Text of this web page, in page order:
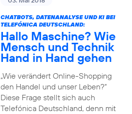
CHATBOTS, DATENANALYSE UND KI BEI
TELEFÓNICA DEUTSCHLAND:
Hallo Maschine? Wie
Mensch und Technik
Hand in Hand gehen
„Wie verändert Online-Shopping
den Handel und unser Leben?“
Diese Frage stellt sich auch
Telefónica Deutschland, denn mit